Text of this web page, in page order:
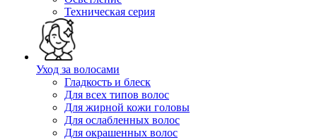
Техническая серия
Уход за волосами
Гладкость и блеск
Для всех типов волос
Для жирной кожи головы
Для ослабленных волос
Для окрашенных волос